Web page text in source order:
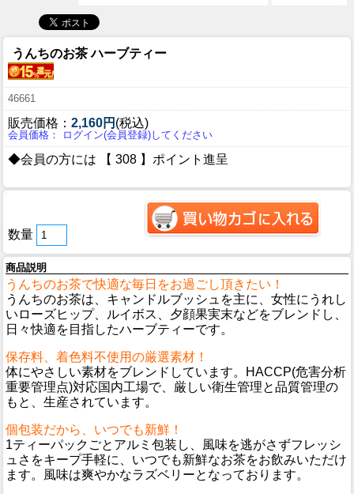
うんちのお茶 ハーブティー
46661
販売価格： 2,160円 (税込)
会員価格： ログイン(会員登録)してください
◆会員の方には 【 308 】ポイント進呈
数量
商品説明
うんちのお茶で快適な毎日をお過ごし頂きたい！
うんちのお茶は、キャンドルブッシュを主に、女性にうれし
いローズヒップ、ルイボス、夕顔果実末などをブレンドし、
日々快適を目指したハーブティーです。
保存料、着色料不使用の厳選素材！
体にやさしい素材をブレンドしています。HACCP(危害分析
重要管理点)対応国内工場で、厳しい衛生管理と品質管理の
もと、生産されています。
個包装だから、いつでも新鮮！
1ティーパックごとアルミ包装し、風味を逃がさずフレッシ
ュさをキープ手軽に、いつでも新鮮なお茶をお飲みいただけ
ます。風味は爽やかなラズベリーとなっております。